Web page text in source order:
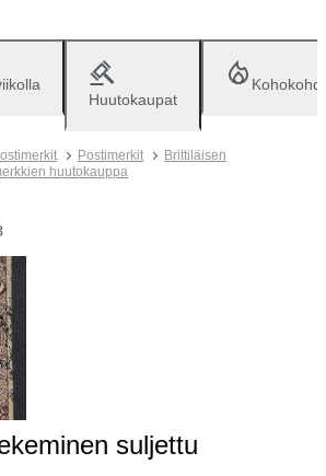
Huutokaupat
Postimerkit
Brittiläisen
huutokauppa
suljettu